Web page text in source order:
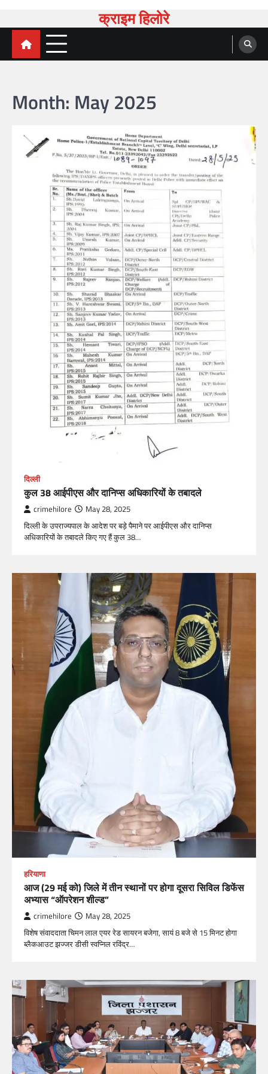
क्राइम हिलोरे
Month: May 2025
दिल्ली
कुल 38 आईपीएस और दानिप्स अधिकारियों के तबादले
crimehilore May 28, 2025
दिल्ली के उपराज्यपाल के आदेश पर बड़े पैमाने पर आईपीएस और दानिप्स
अधिकारियों के तबादले किए गए हैं कुल 38…
हरियाणा
आज (29 मई को) जिले में तीन स्थानों पर होगा दूसरा सिविल डिफेंस
अभ्यास “ऑपरेशन शील्ड”
crimehilore May 28, 2025
विशेष संवाददाता चिमन लाल एयर रेड सायरन बजेगा, सायं 8 बजे से 15 मिनट होगा
ब्लैकआउट झज्जर डीसी स्वप्निल रविंद्र…